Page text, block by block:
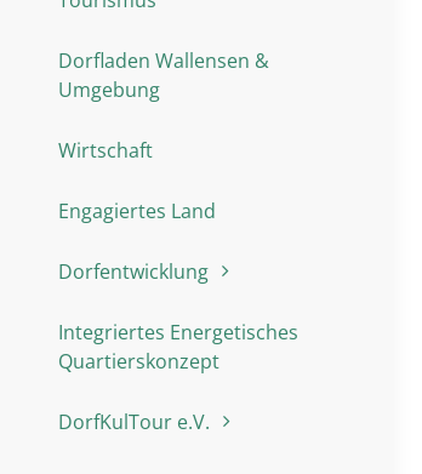
Dorfladen Wallensen &
Umgebung
Wirtschaft
Engagiertes Land
Dorfentwicklung
Integriertes Energetisches
Quartierskonzept
DorfKulTour e.V.